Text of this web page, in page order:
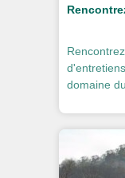
domaine